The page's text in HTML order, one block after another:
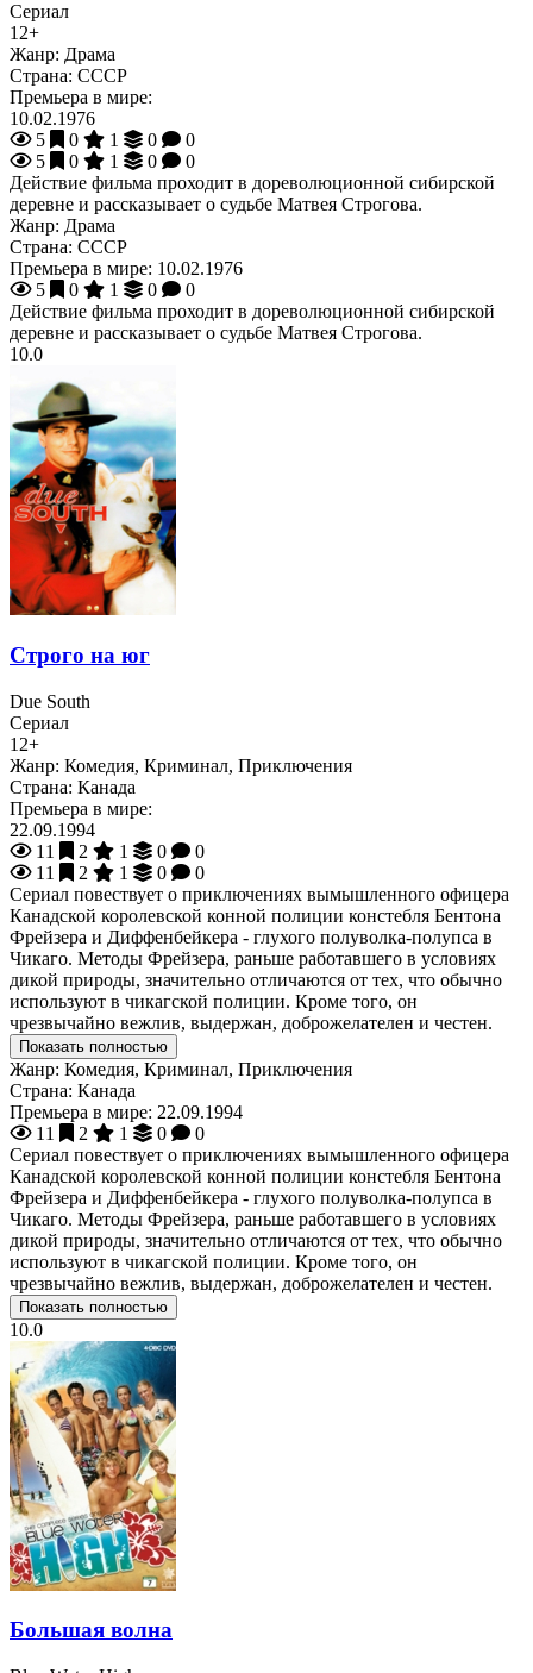
Сериал
12+
Жанр: Драма
Страна: СССР
Премьера в мире:
10.02.1976
5
0 1 0
0
5
0 1 0
0
Действие фильма проходит в дореволюционной сибирской
деревне и рассказывает о судьбе Матвея Строгова.
Жанр: Драма
Страна: СССР
Премьера в мире: 10.02.1976
5
0 1 0
0
Действие фильма проходит в дореволюционной сибирской
деревне и рассказывает о судьбе Матвея Строгова.
10.0
Строго на юг
Due South
Сериал
12+
Жанр: Комедия, Криминал, Приключения
Страна: Канада
Премьера в мире:
22.09.1994
11
2 1 0
0
11
2 1 0
0
Сериал повествует о приключениях вымышленного офицера
Канадской королевской конной полиции констебля Бентона
Фрейзера и Диффенбейкера - глухого полуволка-полупса в
Чикаго. Методы Фрейзера, раньше работавшего в условиях
дикой природы, значительно отличаются от тех, что обычно
используют в чикагской полиции. Кроме того, он
чрезвычайно вежлив, выдержан, доброжелателен и честен.
Показать полностью
Жанр: Комедия, Криминал, Приключения
Страна: Канада
Премьера в мире: 22.09.1994
11
2 1 0
0
Сериал повествует о приключениях вымышленного офицера
Канадской королевской конной полиции констебля Бентона
Фрейзера и Диффенбейкера - глухого полуволка-полупса в
Чикаго. Методы Фрейзера, раньше работавшего в условиях
дикой природы, значительно отличаются от тех, что обычно
используют в чикагской полиции. Кроме того, он
чрезвычайно вежлив, выдержан, доброжелателен и честен.
Показать полностью
10.0
Большая волна